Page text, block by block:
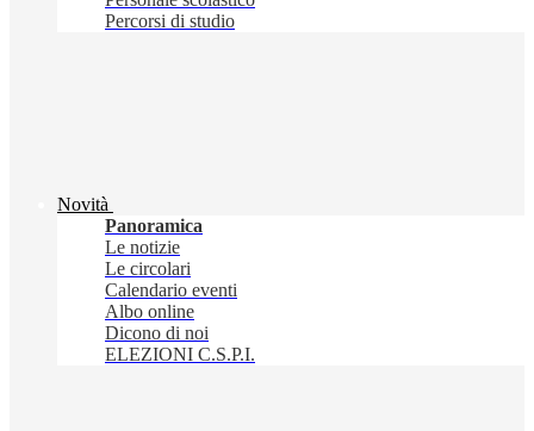
Percorsi di studio
Novità
Panoramica
Le notizie
Le circolari
Calendario eventi
Albo online
Dicono di noi
ELEZIONI C.S.P.I.